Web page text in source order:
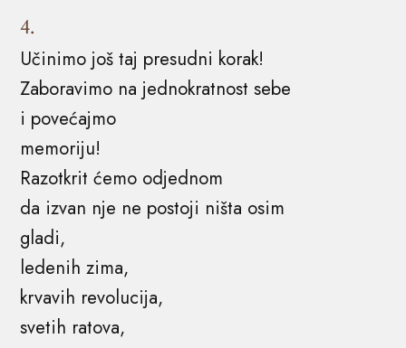
4.
Učinimo još taj presudni korak!
Zaboravimo na jednokratnost sebe
i povećajmo
memoriju!
Razotkrit ćemo odjednom
da izvan nje ne postoji ništa osim
gladi,
ledenih zima,
krvavih revolucija,
svetih ratova,